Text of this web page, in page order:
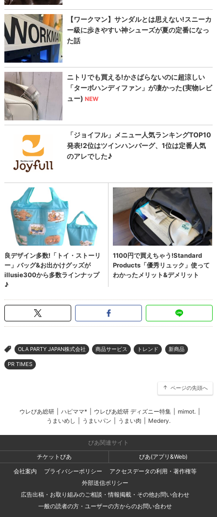
> OLA PARTY JAPAN株式会社 商品サービス トレンド 新商品
PR TIMES
ページの先頭へ
ウレぴあ総研 ハピママ* ウレぴあ総研 ディズニー特集 mimot.
うまいめし
うまいパン うまい肉 Medery.
ぴあ関連サイト
チケットぴあ
ぴあ(アプリ&Web)
会社案内
プライバシーポリシー
アクセスデータの利用・著作権等
外部送信ポリシー
広告出稿・お取り組みのご相談・情報掲載・その他お問い合わせ
一般の読者の方・ユーザーの方からのお問い合わせ